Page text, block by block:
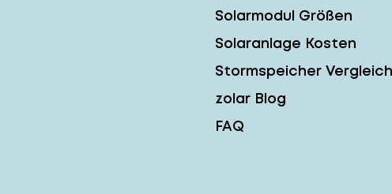
Solarmodul Größen
Solaranlage Kosten
Stormspeicher Vergleich
zolar Blog
FAQ